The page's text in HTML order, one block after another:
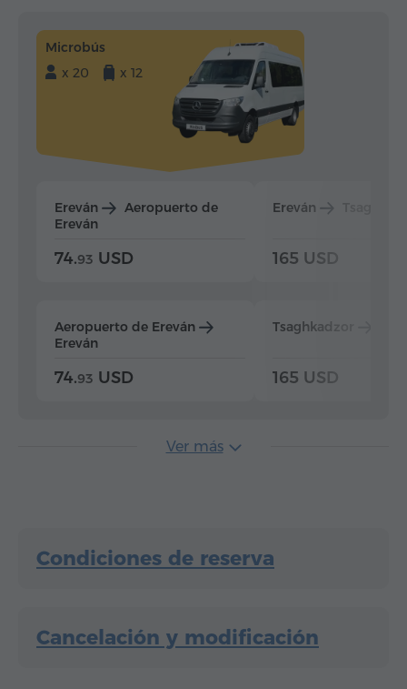
Microbús
x 20
x 12
Ereván
Aeropuerto de
Ereván
74.93 USD
Aeropuerto de Ereván
Ereván
74.93 USD
Ereván
165 USD
Tsaghkadzor
165 USD
Ver más
Condiciones de reserva
Cancelación y modificación